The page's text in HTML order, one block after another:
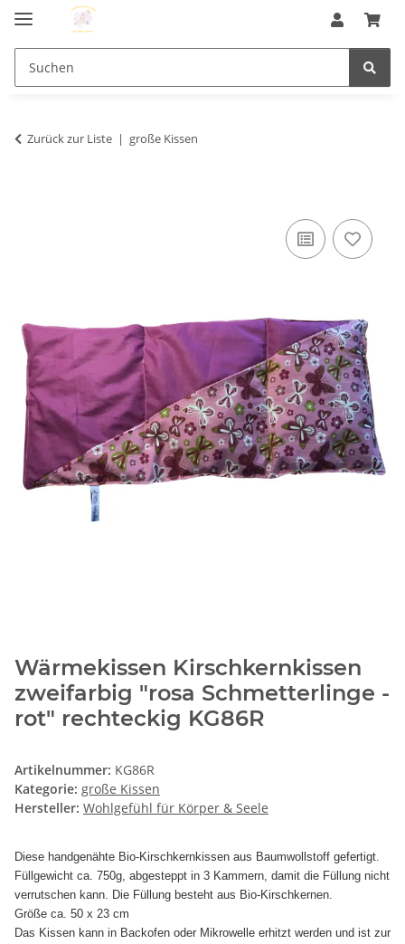
Zurück zur Liste große Kissen
Wärmekissen Kirschkernkissen
zweifarbig "rosa Schmetterlinge -
rot" rechteckig KG86R
Artikelnummer: KG86R
Kategorie: große Kissen
Hersteller: Wohlgefühl für Körper & Seele
Diese handgenähte Bio-Kirschkernkissen aus Baumwollstoff gefertigt.
Füllgewicht ca. 750g, abgesteppt in 3 Kammern, damit die Füllung nicht
verrutschen kann. Die Füllung besteht aus Bio-Kirschkernen.
Größe ca. 50 x 23 cm
Das Kissen kann in Backofen oder Mikrowelle erhitzt werden und ist zur